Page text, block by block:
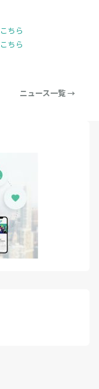
こちら
こちら
ニュース一覧 →